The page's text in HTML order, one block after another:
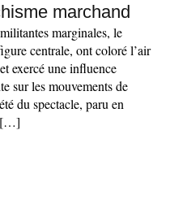
marchand
marginales, le
centrale, ont coloré l’air
exercé une influence
sur les mouvements de
du spectacle, paru en
[…]